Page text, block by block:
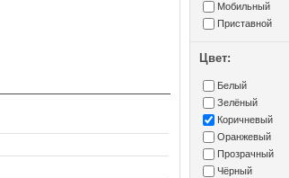
Мобильный
Приставной
Цвет:
Белый
Зелёный
Коричневый
Оранжевый
Прозрачный
Чёрный